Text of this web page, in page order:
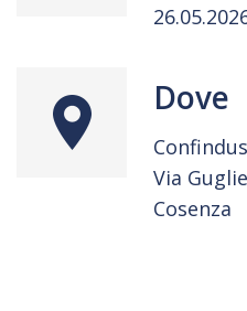
Dove
Via
Cosenza